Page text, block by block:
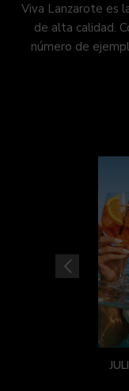
Viva Lanzarote es
de alta calidad.
número de